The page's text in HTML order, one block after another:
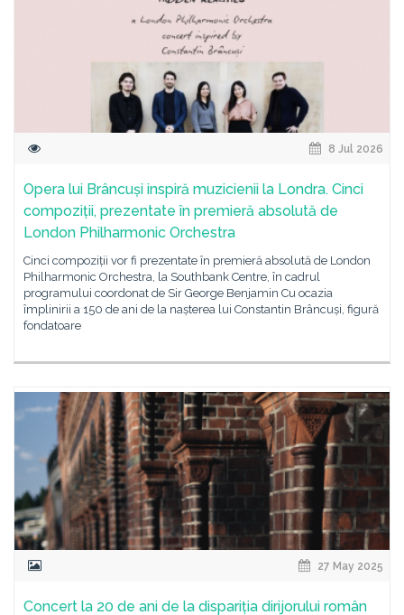
8 Jul 2026
Opera lui Brâncuși inspiră muzicienii la Londra. Cinci
compoziții, prezentate în premieră absolută de
London Philharmonic Orchestra
Cinci compoziții vor fi prezentate în premieră absolută de London
Philharmonic Orchestra, la Southbank Centre, în cadrul
programului coordonat de Sir George Benjamin Cu ocazia
împlinirii a 150 de ani de la nașterea lui Constantin Brâncuși, figură
fondatoare
27 May 2025
Concert la 20 de ani de la dispariția dirijorului român